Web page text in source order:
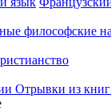
философские
Отрывки из книг